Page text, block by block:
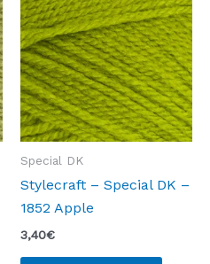
Special DK
Stylecraft – Special DK –
1852 Apple
3,40€